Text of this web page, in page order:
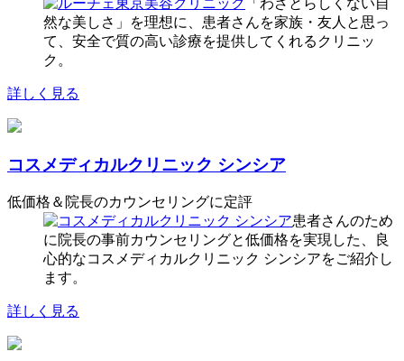
然な美しさ」を理想に、患者さんを家族・友人と思っ
て、安全で質の高い診療を提供してくれるクリニッ
ク。
詳しく見る
コスメディカルクリニック シンシア
低価格＆院長のカウンセリングに定評
患者さんのため
に院長の事前カウンセリングと低価格を実現した、良
心的なコスメディカルクリニック シンシアをご紹介し
ます。
詳しく見る